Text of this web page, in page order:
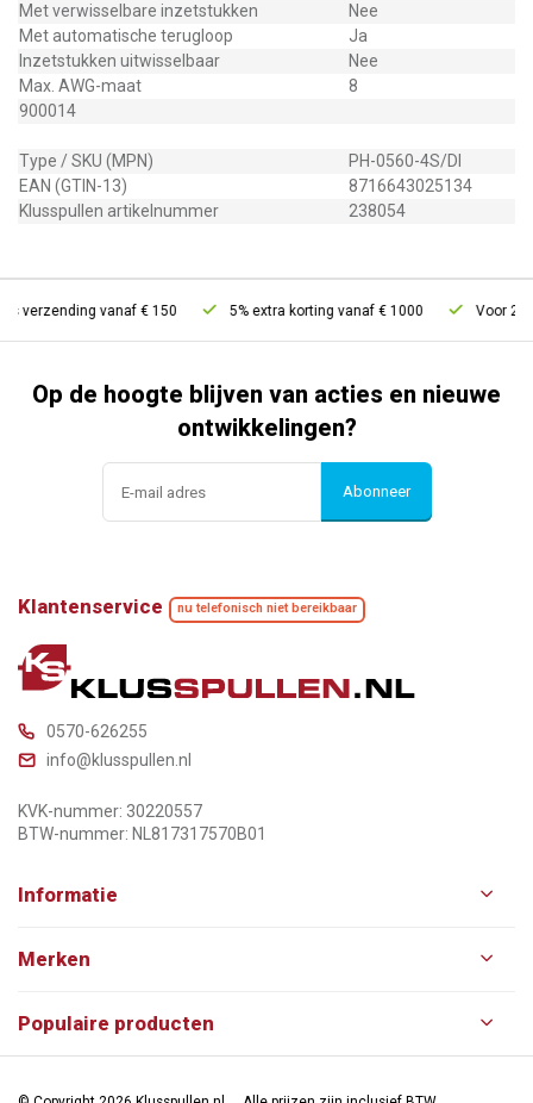
Met verwisselbare inzetstukken
Nee
Met automatische terugloop
Ja
Inzetstukken uitwisselbaar
Nee
Max. AWG-maat
8
900014
Type / SKU (MPN)
PH-0560-4S/DI
EAN (GTIN-13)
8716643025134
Klusspullen artikelnummer
238054
verzending vanaf € 150 5% extra korting vanaf € 1000 Voor 21u
Op de hoogte blijven van acties en nieuwe
ontwikkelingen?
Abonneer
Klantenservice nu telefonisch niet bereikbaar
0570-626255
info@klusspullen.nl
KVK-nummer: 30220557
BTW-nummer: NL817317570B01
Informatie
Merken
Populaire producten